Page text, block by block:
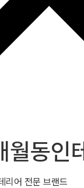
월동인
리어 전문 브랜드